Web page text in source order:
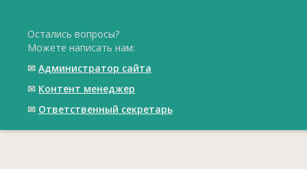
Остались вопросы?
Можете написать нам:
✉ Администратор сайта
✉ Контент менеджер
✉ Ответственный cекретарь